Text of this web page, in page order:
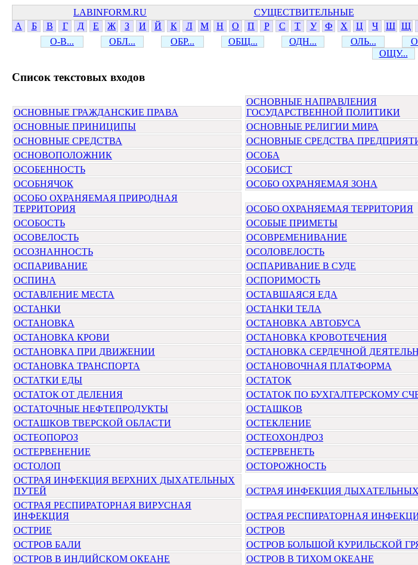
LABINFORM.RU СУЩЕСТВИТЕЛЬНЫЕ
А
Б В Г Д Е Ж З И Й К Л М Н О П Р С Т У Ф Х Ц Ч Ш Щ
О-В...
ОБЛ... ОБР... ОБЩ... ОДН... ОЛЬ...
ОЩУ...
Cписок текстовых входов
ОСНОВНЫЕ ГРАЖДАНСКИЕ ПРАВА
ОСНОВНЫЕ НАПРАВЛЕНИЯ
ГОСУДАРСТВЕННОЙ ПОЛИТИКИ
ОСНОВНЫЕ ПРИНИЦИПЫ
ОСНОВНЫЕ РЕЛИГИИ МИРА
ОСНОВНЫЕ СРЕДСТВА
ОСНОВНЫЕ СРЕДСТВА
ОСНОВОПОЛОЖНИК
ОСОБА
ОСОБЕННОСТЬ
ОСОБИСТ
ОСОБНЯЧОК
ОСОБО ОХРАНЯЕМАЯ ЗОНА
ОСОБО ОХРАНЯЕМАЯ ПРИРОДНАЯ
ТЕРРИТОРИЯ
ОСОБО ОХРАНЯЕМАЯ ТЕРРИТОРИЯ
ОСОБОСТЬ
ОСОБЫЕ ПРИМЕТЫ
ОСОВЕЛОСТЬ
ОСОВРЕМЕНИВАНИЕ
ОСОЗНАННОСТЬ
ОСОЛОВЕЛОСТЬ
ОСПАРИВАНИЕ
ОСПАРИВАНИЕ В СУДЕ
ОСПИНА
ОСПОРИМОСТЬ
ОСТАВЛЕНИЕ МЕСТА
ОСТАВШАЯСЯ ЕДА
ОСТАНКИ
ОСТАНКИ ТЕЛА
ОСТАНОВКА
ОСТАНОВКА АВТОБУСА
ОСТАНОВКА КРОВИ
ОСТАНОВКА КРОВОТЕЧЕНИЯ
ОСТАНОВКА ПРИ ДВИЖЕНИИ
ОСТАНОВКА СЕРДЕЧНОЙ
ОСТАНОВКА ТРАНСПОРТА
ОСТАНОВОЧНАЯ ПЛАТФОРМА
ОСТАТКИ ЕДЫ
ОСТАТОК
ОСТАТОК ОТ ДЕЛЕНИЯ
ОСТАТОК ПО БУХГАЛТЕРСКОМУ
ОСТАТОЧНЫЕ НЕФТЕПРОДУКТЫ
ОСТАШКОВ
ОСТАШКОВ ТВЕРСКОЙ ОБЛАСТИ
ОСТЕКЛЕНИЕ
ОСТЕОПОРОЗ
ОСТЕОХОНДРОЗ
ОСТЕРВЕНЕНИЕ
ОСТЕРВЕНЕТЬ
ОСТОЛОП
ОСТОРОЖНОСТЬ
ОСТРАЯ ИНФЕКЦИЯ ВЕРХНИХ ДЫХАТЕЛЬНЫХ
ПУТЕЙ
ОСТРАЯ ИНФЕКЦИЯ
ОСТРАЯ РЕСПИРАТОРНАЯ ВИРУСНАЯ
ИНФЕКЦИЯ
ОСТРАЯ РЕСПИРАТОРНАЯ
ОСТРИЕ
ОСТРОВ
ОСТРОВ БАЛИ
ОСТРОВ БОЛЬШОЙ КУРИЛЬСКОЙ
ОСТРОВ В ИНДИЙСКОМ ОКЕАНЕ
ОСТРОВ В ТИХОМ ОКЕАНЕ